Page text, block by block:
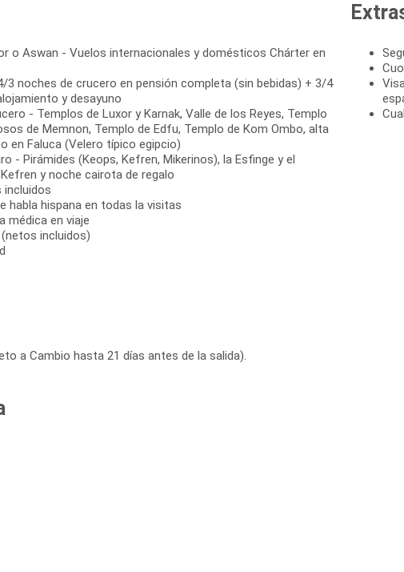
o Aswan - Vuelos internacionales y domésticos Chárter en
3 noches de crucero en pensión completa (sin bebidas) + 3/4
y desayuno
- Templos de Luxor y Karnak, Valle de los Reyes, Templo
de Memnon, Templo de Edfu, Templo de Kom Ombo, alta
en Faluca (Velero típico egipcio)
- Pirámides (Keops, Kefren, Mikerinos), la Esfinge y el
y noche cairota de regalo
incluidos
habla hispana en todas la visitas
médica en viaje
incluidos)
a Cambio hasta 21 días antes de la salida).